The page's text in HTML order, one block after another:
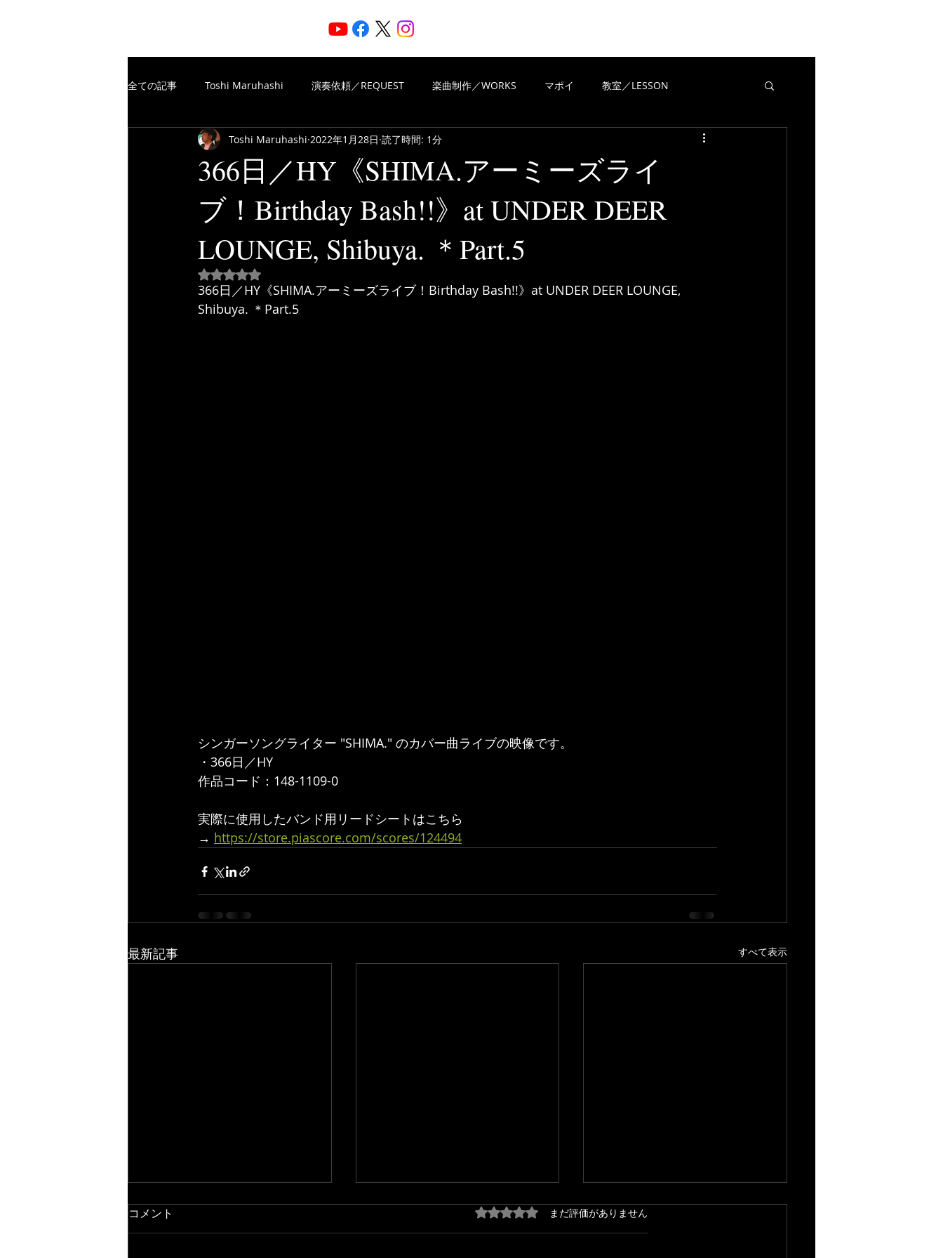
全ての記事 Toshi Maruhashi 演奏依頼／REQUEST 楽曲制作／WORKS マポイ 教室／LESSON
楽譜制作／SCORE TheFreeSpiritsMusic 楽曲制作／WORKS
楽譜制作／SCORE YouTube VIEWS OF REVIEWS
366日／HY《SHIMA.アーミーズライ
ブ！Birthday Bash!!》at UNDER DEER
LOUNGE, Shibuya. ＊Part.5
Toshi Maruhashi 2022年1月28日 読了時間: 1分
5つ星のうちNaNと評価されています。
366日／HY《SHIMA.アーミーズライブ！Birthday Bash!!》at UNDER DEER LOUNGE,
Shibuya. ＊Part.5
シンガーソングライター "SHIMA." のカバー曲ライブの映像です。
・366日／HY
作品コード：148-1109-0
実際に使用したバンド用リードシートはこちら
→ https://store.piascore.com/scores/124494
最新記事 すべて表示
コメント 5つ星のうち0と評価されています。
まだ評価がありません